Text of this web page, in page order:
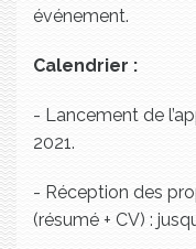
événement.
Calendrier :
- Lancement de
2021.
- Réception des
(résumé + CV) :